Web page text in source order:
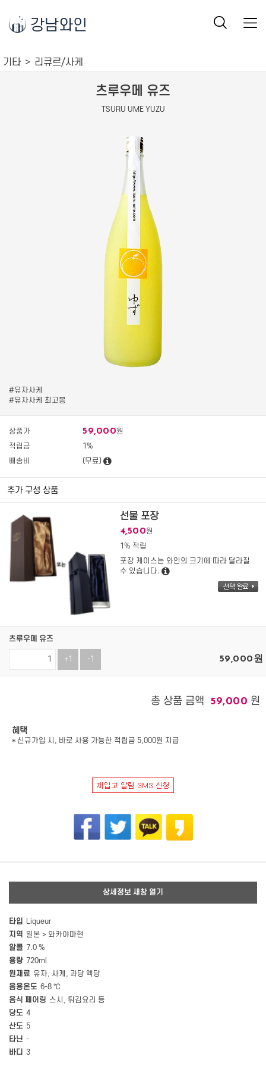
강남와인
기타 리큐르/사케
츠루우메 유즈
TSURU UME YUZU
#유자사케
#유자사케 최고봉
상품가 59,000원
적립금
1%
배송비
(무료)
추가 구성 상품
선물 포장
4,500원
1% 적립
포장 케이스는 와인의 크기에 따라 달라질
수 있습니다.
츠루우메 유즈
+1 -1 59,000원
총 상품 금액 59,000 원
혜택
* 신규가입 시, 바로 사용 가능한 적립금 5,000원 지급
상세정보 새창 열기
타입
Liqueur
지역 일본 > 와카야마현
알콜 7.0 %
용량 720ml
원재료 유자, 사케, 과당 액당
음용온도 6-8 ℃
음식 페어링 스시, 튀김요리 등
당도 4
산도 5
타닌 -
바디 3